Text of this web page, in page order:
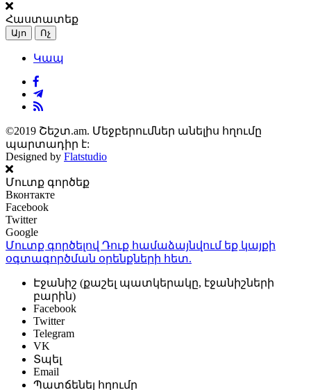
Հաստատեք
Այո Ոչ
Կապ
©2019 Շեշտ.am. Մեջբերումներ անելիս հղումը
պարտադիր է:
Designed by Flatstudio
Մուտք գործեք
Вконтакте
Facebook
Twitter
Google
Մուտք գործելով Դուք համաձայնվում եք կայքի
օգտագործման օրենքների հետ.
Էջանիշ (քաշել պատկերակը, էջանիշների
բարին)
Facebook
Twitter
Telegram
VK
Տպել
Email
Պատճենել հղումը